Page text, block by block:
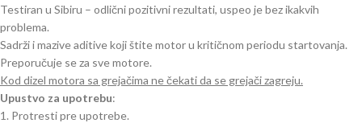
Testiran u Sibiru – odlični pozitivni rezultati, uspeo je bez ikakvih
problema.
Sadrži i mazive aditive koji štite motor u kritičnom periodu startovanja.
Preporučuje se za sve motore.
Kod dizel motora sa grejačima ne čekati da se grejači zagreju.
Upustvo za upotrebu:
1. Protresti pre upotrebe.